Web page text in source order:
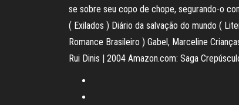
se sobre seu copo de chope, segurando-o
( Exilados ) Diário da salvação do mundo (
Romance Brasileiro ) Gabel, Marceline
Rui Dinis | 2004 Amazon.com: Saga